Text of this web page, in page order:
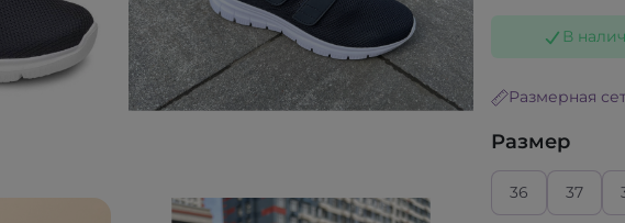
В
Размерная
Размер
36 37